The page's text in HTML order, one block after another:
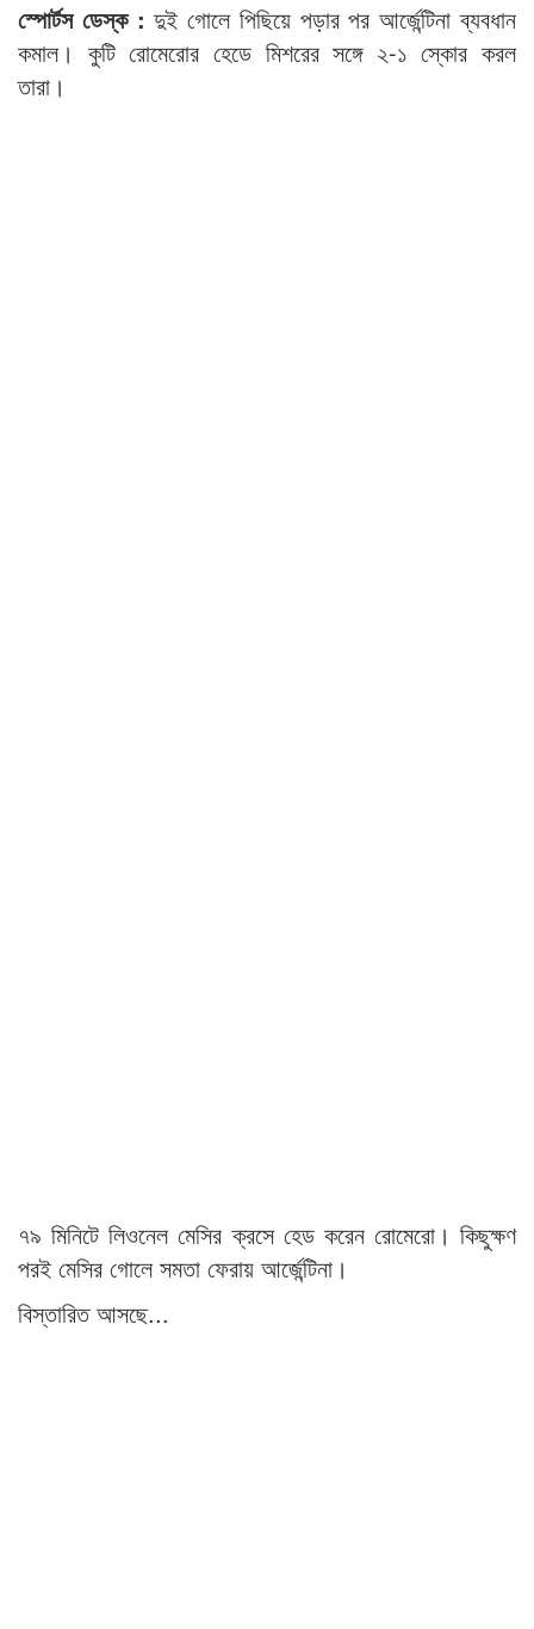
স্পোর্টস ডেস্ক : দুই গোলে পিছিয়ে পড়ার পর আর্জেন্টিনা ব্যবধান
কমাল। কুটি রোমেরোর হেডে মিশরের সঙ্গে ২-১ স্কোর করল
তারা।
৭৯ মিনিটে লিওনেল মেসির ক্রসে হেড করেন রোমেরো। কিছুক্ষণ
পরই মেসির গোলে সমতা ফেরায় আর্জেন্টিনা।
বিস্তারিত আসছে...